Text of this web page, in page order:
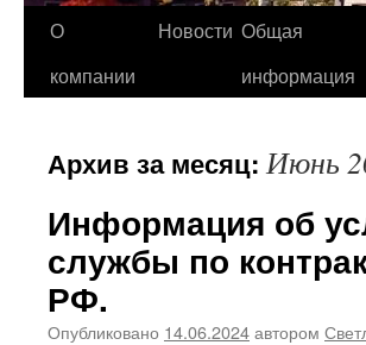
О
компании
Новости Общая
информация
Архив за месяц:Июнь
Информация об
службы по
РФ.
Опубликовано 14.06.2024автором